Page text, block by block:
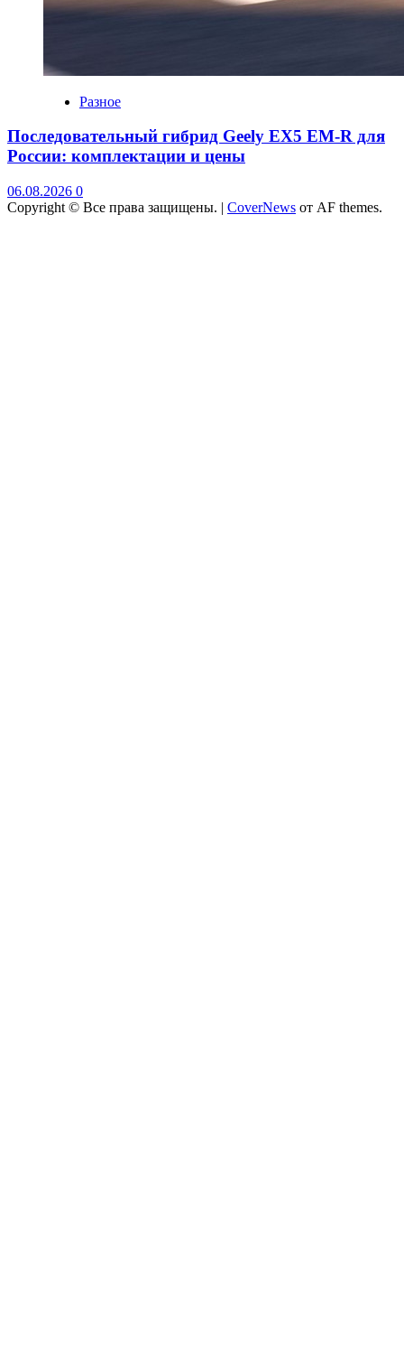
Разное
Последовательный гибрид Geely EX5 EM-R для
России: комплектации и цены
06.08.2026 0
Copyright © Все права защищены. | CoverNews от AF themes.